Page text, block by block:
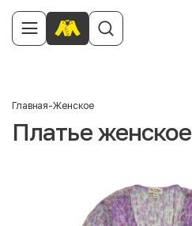
Главная-Женское
Платье женское